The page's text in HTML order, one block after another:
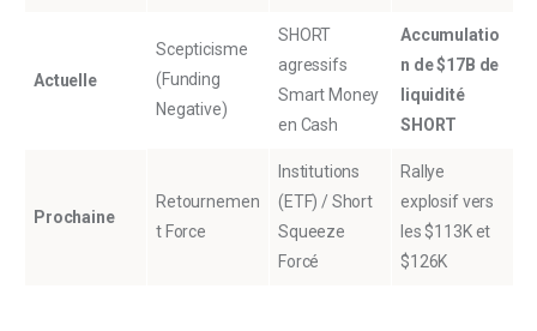
Actuelle
Scepticisme
(Funding
Negative)
SHORT
agressifs
Smart Money
en Cash
Accumulatio
n de $17B de
liquidité
SHORT
Prochaine
Retournemen
t Force
Institutions
(ETF) / Short
Squeeze
Forcé
Rallye
explosif vers
les $113K et
$126K